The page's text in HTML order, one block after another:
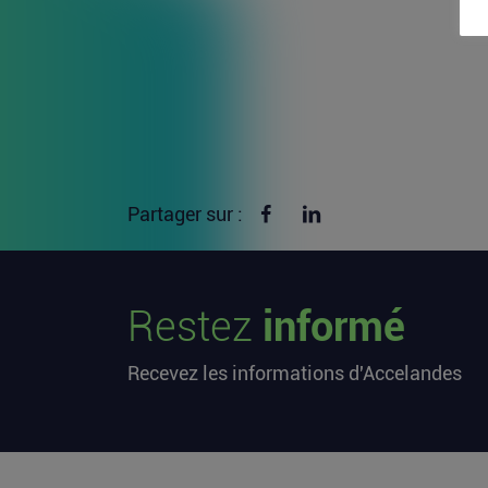
Partager sur : Partager sur Facebook
Restez informé
Recevez les informations d'Accelandes